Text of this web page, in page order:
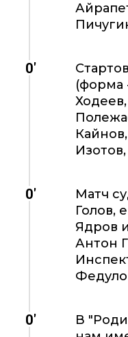
0'
(форма
0'
Матч
Голов,
Ядров
Антон
0'
В